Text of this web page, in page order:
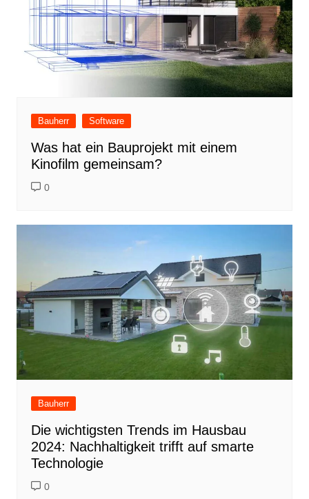
Bauherr Software
Was hat ein Bauprojekt mit einem
Kinofilm gemeinsam?
0
Bauherr
Die wichtigsten Trends im Hausbau
2024: Nachhaltigkeit trifft auf smarte
Technologie
0